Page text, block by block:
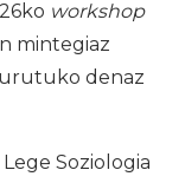
workshop
mintegiaz
denaz
Soziologia